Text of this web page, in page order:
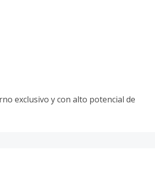
exclusivo y con alto potencial de